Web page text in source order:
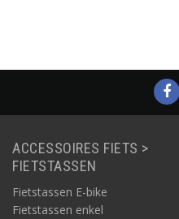
ACCESSOIRES FIETS >
FIETSTASSEN
Fietstassen E-bike
Fietstassen enkel